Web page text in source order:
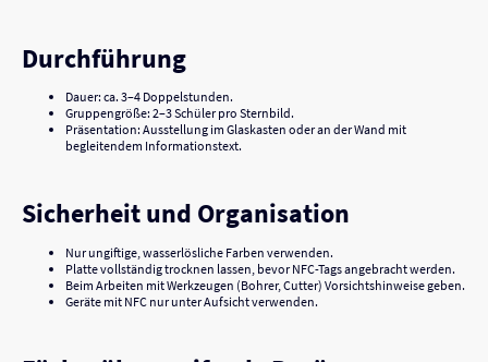
Durchführung
Dauer: ca. 3–4 Doppelstunden.
Gruppengröße: 2–3 Schüler pro Sternbild.
Präsentation: Ausstellung im Glaskasten oder an der Wand mit
begleitendem Informationstext.
Sicherheit und Organisation
Nur ungiftige, wasserlösliche Farben verwenden.
Platte vollständig trocknen lassen, bevor NFC-Tags angebracht werden.
Beim Arbeiten mit Werkzeugen (Bohrer, Cutter) Vorsichtshinweise geben.
Geräte mit NFC nur unter Aufsicht verwenden.